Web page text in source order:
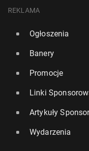
REKLAMA
Ogłoszenia
Banery
Promocje
Linki
Artykuły
Wydarzenia